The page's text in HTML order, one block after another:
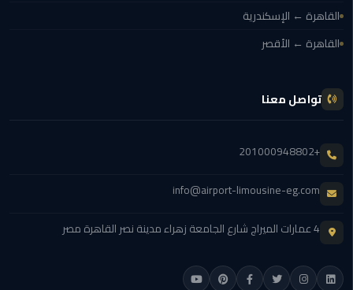
ليموزين
الشرقية
بنها
العبور
ليموزين
اكتوبر
الخط
الساخن
القاهرة ← الإسكندرية
القاهرة ← الأقصر
تواصل معنا
+201000948802
info@airport-limousine-eg.com
4 عمارات الميراج شارع الجامعة زهراء مدينة نصر القاهرة مصر